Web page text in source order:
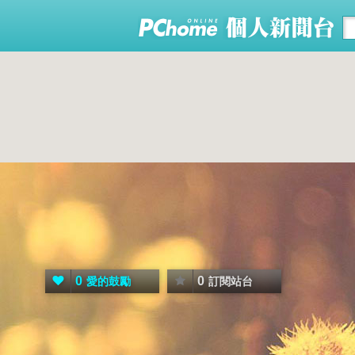
0 愛的鼓勵 0 訂閱站台